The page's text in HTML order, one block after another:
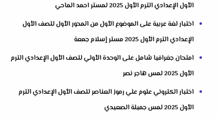
الأول الإعدادي الترم الأول 2025 لمستر احمد الماحي
اختبار لغة عربية على الموضوع الأول من المحور الأول للصف الأول
الإعدادي الترم الأول 2025 مستر إسلام جمعة
امتحان جغرافيا شامل على الوحدة الأولي للصف الأول الإعدادي الترم
الأول 2025 لمس هاجر نصر
اختبار الكتروني علوم علي رموز العناصر للصف الأول الإعدادي الترم
الأول 2025 لمس جميلة الصعيدي